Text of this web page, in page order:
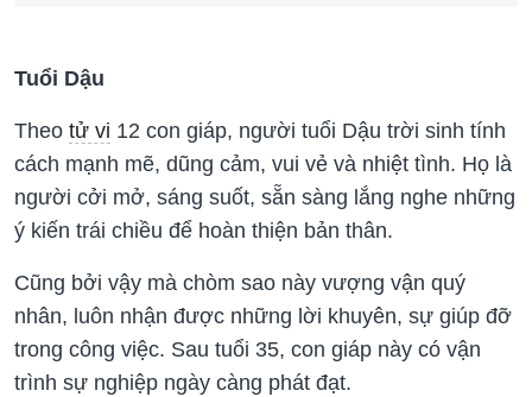
Tuổi Dậu
Theo tử vi 12 con giáp, người tuổi Dậu trời sinh tính
cách mạnh mẽ, dũng cảm, vui vẻ và nhiệt tình. Họ là
người cởi mở, sáng suốt, sẵn sàng lắng nghe những
ý kiến trái chiều để hoàn thiện bản thân.
Cũng bởi vậy mà chòm sao này vượng vận quý
nhân, luôn nhận được những lời khuyên, sự giúp đỡ
trong công việc. Sau tuổi 35, con giáp này có vận
trình sự nghiệp ngày càng phát đạt.